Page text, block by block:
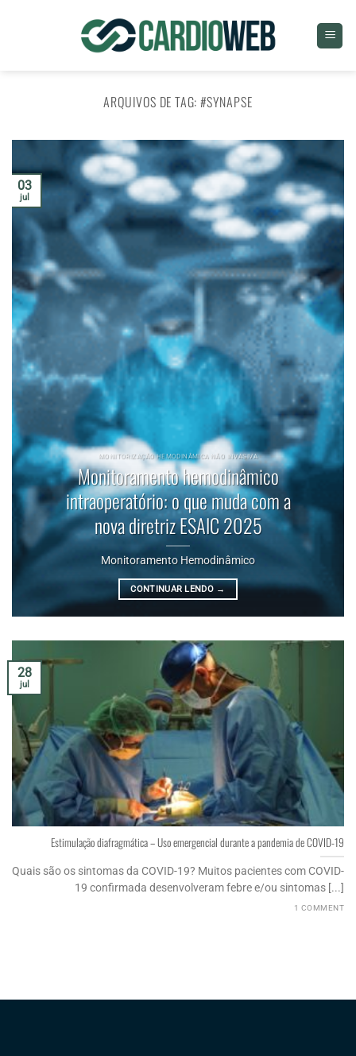
ARQUIVOS DE TAG:#SYNAPSE
MONITORIZAÇÃO HEMODINÂMICA NÃO INVASIVA
Monitoramento hemodinâmico
intraoperatório: o que muda com a
nova diretriz ESAIC 2025
Monitoramento Hemodinâmico
CONTINUAR LENDO →
03
jul
Estimulação diafragmática – Uso emergencial durante a pandemia de COVID-19
Quais são os sintomas da COVID-19? Muitos pacientes com COVID-
19 confirmada desenvolveram febre e/ou sintomas [...]
1 COMMENT
28
jul